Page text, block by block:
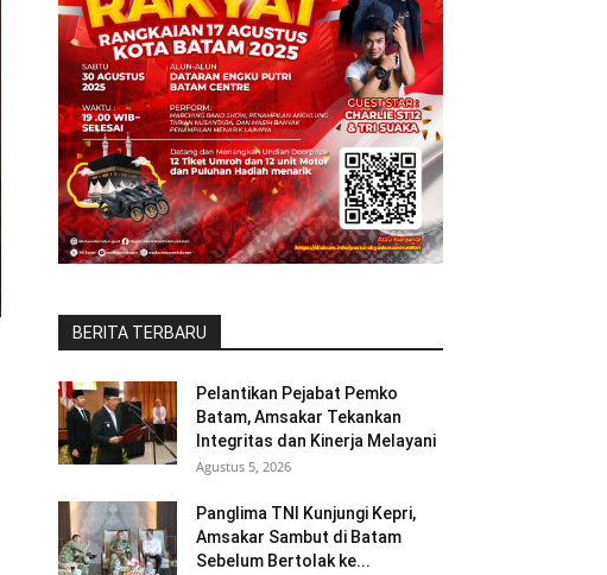
BERITA TERBARU
Pelantikan Pejabat Pemko
Batam, Amsakar Tekankan
Integritas dan Kinerja Melayani
Agustus 5, 2026
Panglima TNI Kunjungi Kepri,
Amsakar Sambut di Batam
Sebelum Bertolak ke...